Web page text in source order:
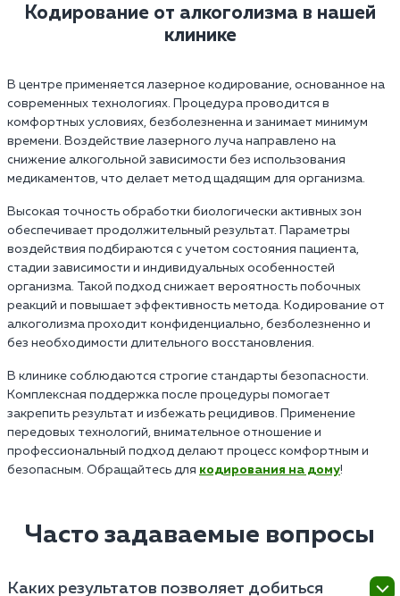
Кодирование от алкоголизма в нашей
клинике
В центре применяется лазерное кодирование, основанное на
современных технологиях. Процедура проводится в
комфортных условиях, безболезненна и занимает минимум
времени. Воздействие лазерного луча направлено на
снижение алкогольной зависимости без использования
медикаментов, что делает метод щадящим для организма.
Высокая точность обработки биологически активных зон
обеспечивает продолжительный результат. Параметры
воздействия подбираются с учетом состояния пациента,
стадии зависимости и индивидуальных особенностей
организма. Такой подход снижает вероятность побочных
реакций и повышает эффективность метода. Кодирование от
алкоголизма проходит конфиденциально, безболезненно и
без необходимости длительного восстановления.
В клинике соблюдаются строгие стандарты безопасности.
Комплексная поддержка после процедуры помогает
закрепить результат и избежать рецидивов. Применение
передовых технологий, внимательное отношение и
профессиональный подход делают процесс комфортным и
безопасным. Обращайтесь для кодирования на дому!
Часто задаваемые вопросы
Каких результатов позволяет добиться